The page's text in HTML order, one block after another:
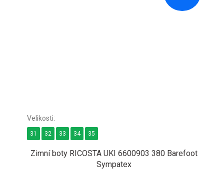
Zimní boty RICOSTA UKI 6600903 380 Barefoot
Sympatex
31 32 33 34 35